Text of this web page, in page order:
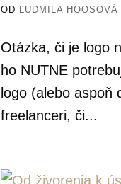
OD ĽUDMILA HOOSOVÁ
Otázka, či je logo
ho NUTNE
logo (alebo
freelanceri, či...